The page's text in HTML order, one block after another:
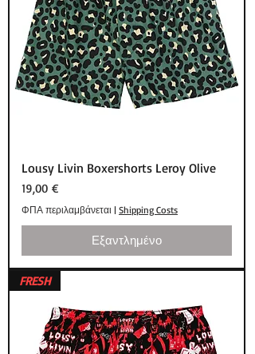
Lousy Livin Boxershorts Leroy Olive
Τιμή
19,00 €
ΦΠΑ περιλαμβάνεται | Shipping Costs
Εξαντλημένο
FRESH